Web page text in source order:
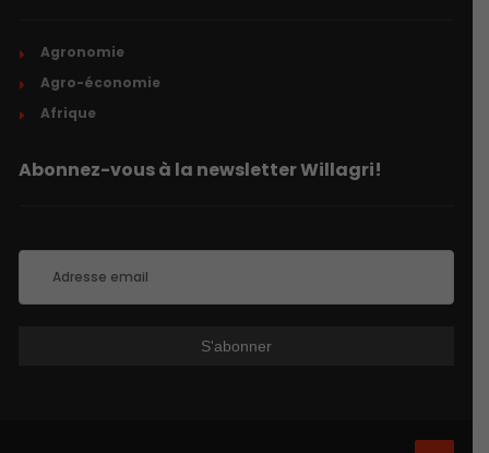
Agronomie
Agro-économie
Afrique
Abonnez-vous à la newsletter Willagri!